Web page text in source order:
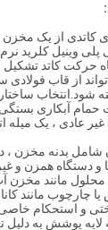
کاتدی از یک
پلی وینیل کلرید
حرکت کاتد
از قاب
شود.انتخاب
آبکاری بستگی
عادی ، یک میله
شامل بدنه مخزن ،
و دستگاه همزن و
مانند مخزن
چارچوب مانند
و استحکام
پوشش به